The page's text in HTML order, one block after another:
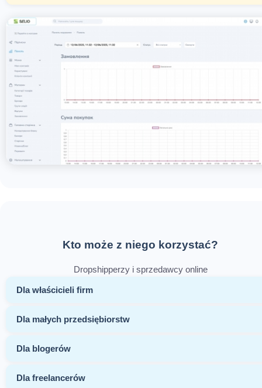
Kto może z niego korzystać?
Dropshipperzy i sprzedawcy online
Dla właścicieli firm
Dla małych przedsiębiorstw
Dla blogerów
Dla freelancerów